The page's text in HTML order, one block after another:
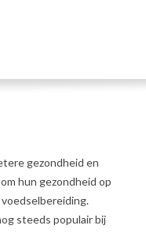
gezondheid en
hun gezondheid op
steeds populair bij